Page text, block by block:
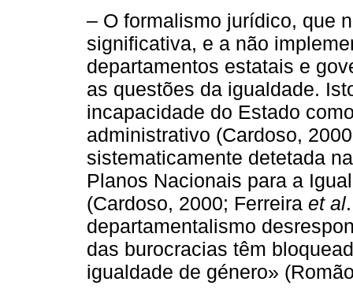
– O formalismo jurídico, que
significativa, e a não
departamentos estatais e
as questões da igualdade.
incapacidade do Estado
administrativo (Cardoso,
sistematicamente detetada
Planos Nacionais para a
(Cardoso, 2000; Ferreira et al
departamentalismo
das burocracias têm
igualdade de género»